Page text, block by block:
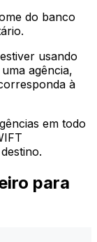
do banco
usando
agência,
à
em todo
para